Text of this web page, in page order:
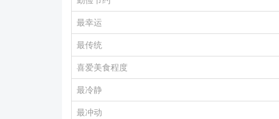
最幸运
最传统
喜爱美食程度
最冷静
最冲动